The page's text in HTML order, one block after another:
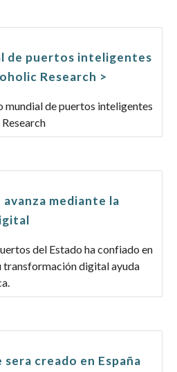
de puertos inteligentes
Research >
mundial de puertos inteligentes
mediante la
del Estado ha confiado en
transformación digital ayuda
creado en España